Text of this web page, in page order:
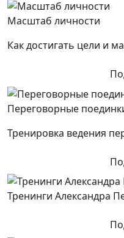
Масштаб личности
Как достигать цели и
Переговорные
Тренировка ведения
Тренинги Александра